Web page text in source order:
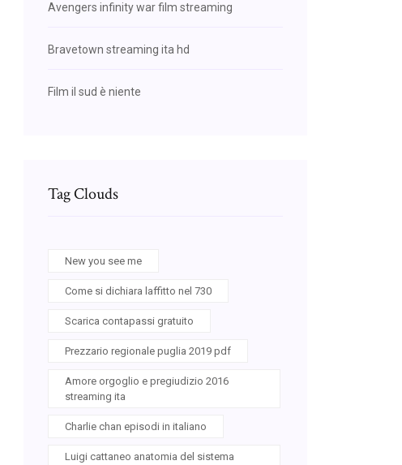
Avengers infinity war film streaming
Bravetown streaming ita hd
Film il sud è niente
Tag Clouds
New you see me
Come si dichiara laffitto nel 730
Scarica contapassi gratuito
Prezzario regionale puglia 2019 pdf
Amore orgoglio e pregiudizio 2016
streaming ita
Charlie chan episodi in italiano
Luigi cattaneo anatomia del sistema